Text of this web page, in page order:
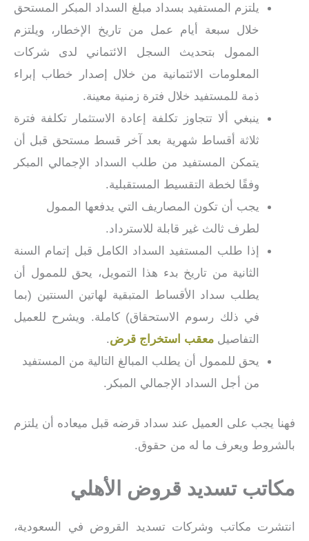
يلتزم المستفيد بسداد مبلغ السداد المبكر المستحق
خلال سبعة أيام عمل من تاريخ الإخطار، ويلتزم
الممول بتحديث السجل الائتماني لدى شركات
المعلومات الائتمانية من خلال إصدار خطاب إبراء
ذمة للمستفيد خلال فترة زمنية معينة.
ينبغي ألا تتجاوز تكلفة إعادة الاستثمار تكلفة فترة
ثلاثة أقساط شهرية بعد آخر قسط مستحق قبل أن
يتمكن المستفيد من طلب السداد الإجمالي المبكر
وفقًا لخطة التقسيط المستقبلية.
يجب أن تكون المصاريف التي يدفعها الممول
لطرف ثالث غير قابلة للاسترداد.
إذا طلب المستفيد السداد الكامل قبل إتمام السنة
الثانية من تاريخ بدء هذا التمويل، يحق للممول أن
يطلب سداد الأقساط المتبقية لهاتين السنتين (بما
في ذلك رسوم الاستحقاق) كاملة. ويشرح للعميل
التفاصيل معقب استخراج قرض.
يحق للممول أن يطلب المبالغ التالية من المستفيد
من أجل السداد الإجمالي المبكر.
فهنا يجب على العميل عند سداد قرضه قبل ميعاده أن يلتزم
بالشروط ويعرف ما له من حقوق.
مكاتب تسديد قروض الأهلي
انتشرت مكاتب وشركات تسديد القروض في السعودية،